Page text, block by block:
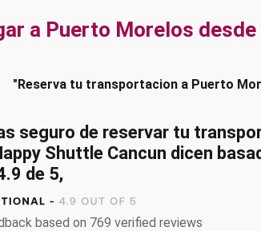
a Puerto Morelos desde
"Reserva tu transportacion a Puerto
seguro de reservar tu
Shuttle Cancun dicen
de 5,
based on 769 verified reviews